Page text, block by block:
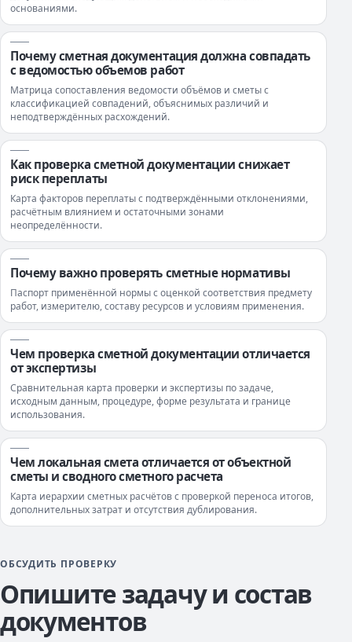
основаниями.
Почему сметная документация должна совпадать
с ведомостью объемов работ
Матрица сопоставления ведомости объёмов и сметы с
классификацией совпадений, объяснимых различий и
неподтверждённых расхождений.
Как проверка сметной документации снижает
риск переплаты
Карта факторов переплаты с подтверждёнными отклонениями,
расчётным влиянием и остаточными зонами
неопределённости.
Почему важно проверять сметные нормативы
Паспорт применённой нормы с оценкой соответствия предмету
работ, измерителю, составу ресурсов и условиям применения.
Чем проверка сметной документации отличается
от экспертизы
Сравнительная карта проверки и экспертизы по задаче,
исходным данным, процедуре, форме результата и границе
использования.
Чем локальная смета отличается от объектной
сметы и сводного сметного расчета
Карта иерархии сметных расчётов с проверкой переноса итогов,
дополнительных затрат и отсутствия дублирования.
ОБСУДИТЬ ПРОВЕРКУ
Опишите задачу и состав
документов